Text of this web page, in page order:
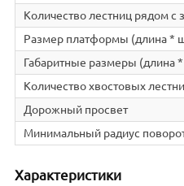
Количество лестниц рядом с
Размер платформы (длина *
Габаритные размеры (длина
Количество хвостовых
Дорожный просвет
Минимальный радиус
Характеристики